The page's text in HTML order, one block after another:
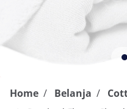
Home Belanja